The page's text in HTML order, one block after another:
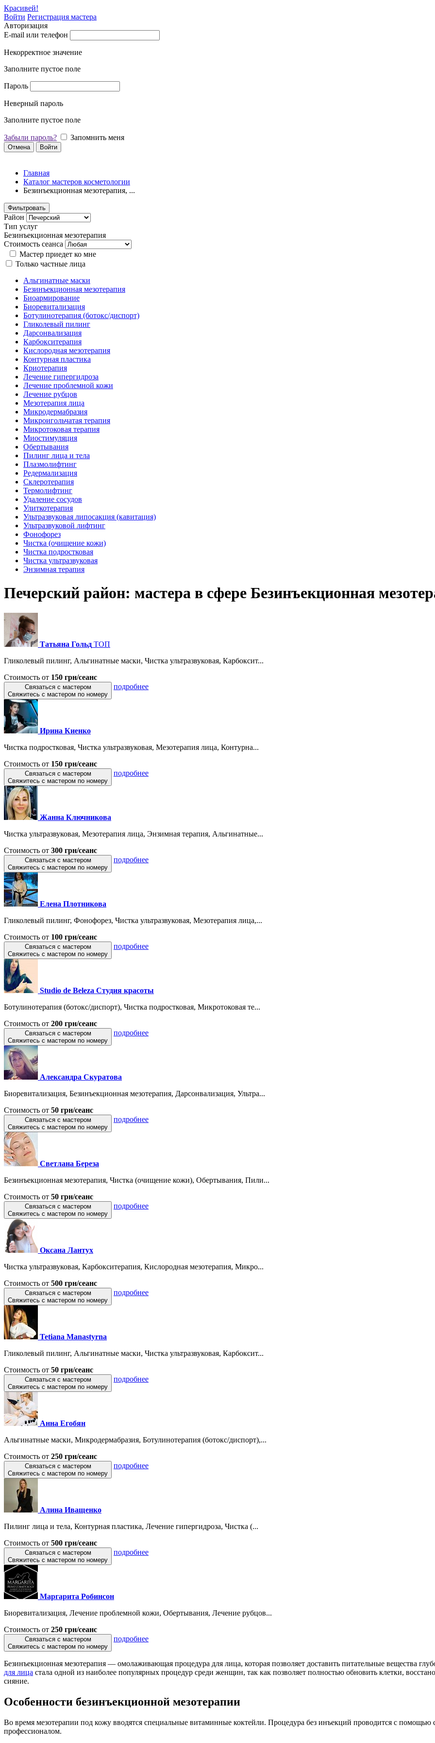
Красивей!
Войти Регистрация мастера
Авторизация
E-mail или телефон
Некорректное значение
Заполните пустое поле
Пароль
Неверный пароль
Заполните пустое поле
Забыли пароль? Запомнить меня
Отмена Войти
Главная
Каталог мастеров косметологии
Безинъекционная мезотерапия, ...
Фильтровать
Район
Тип услуг
Безинъекционная мезотерапия
Стоимость сеанса
Мастер приедет ко мне
Только частные лица
Альгинатные маски
Безинъекционная мезотерапия
Биоармирование
Биоревитализация
Ботулинотерапия (ботокс/диспорт)
Гликолевый пилинг
Дарсонвализация
Карбокситерапия
Кислородная мезотерапия
Контурная пластика
Криотерапия
Лечение гипергидроза
Лечение проблемной кожи
Лечение рубцов
Мезотерапия лица
Микродермабразия
Микроигольчатая терапия
Микротоковая терапия
Миостимуляция
Обертывания
Пилинг лица и тела
Плазмолифтинг
Редермализация
Склеротерапия
Термолифтинг
Удаление сосудов
Улиткотерапия
Ультразвуковая липосакция (кавитация)
Ультразвуковой лифтинг
Фонофорез
Чистка (очищение кожи)
Чистка подростковая
Чистка ультразвуковая
Энзимная терапия
Печерский район: мастера в сфере Безинъекционная
Татьяна Гольд ТОП
Гликолевый пилинг, Альгинатные маски, Чистка ультразвуковая, Карбоксит...
Стоимость от 150 грн/сеанс
Связаться с мастером
Свяжитесь с мастером по номеру
подробнее
Ирина Киенко
Чистка подростковая, Чистка ультразвуковая, Мезотерапия лица, Контурна...
Стоимость от 150 грн/сеанс
Связаться с мастером
Свяжитесь с мастером по номеру
подробнее
Жанна Ключникова
Чистка ультразвуковая, Мезотерапия лица, Энзимная терапия, Альгинатные...
Стоимость от 300 грн/сеанс
Связаться с мастером
Свяжитесь с мастером по номеру
подробнее
Елена Плотникова
Гликолевый пилинг, Фонофорез, Чистка ультразвуковая, Мезотерапия лица,...
Стоимость от 100 грн/сеанс
Связаться с мастером
Свяжитесь с мастером по номеру
подробнее
Studio de Beleza Студия красоты
Ботулинотерапия (ботокс/диспорт), Чистка подростковая, Микротоковая те...
Стоимость от 200 грн/сеанс
Связаться с мастером
Свяжитесь с мастером по номеру
подробнее
Александра Скуратова
Биоревитализация, Безинъекционная мезотерапия, Дарсонвализация, Ультра...
Стоимость от 50 грн/сеанс
Связаться с мастером
Свяжитесь с мастером по номеру
подробнее
Светлана Береза
Безинъекционная мезотерапия, Чистка (очищение кожи), Обертывания, Пили...
Стоимость от 50 грн/сеанс
Связаться с мастером
Свяжитесь с мастером по номеру
подробнее
Оксана Лантух
Чистка ультразвуковая, Карбокситерапия, Кислородная мезотерапия, Микро...
Стоимость от 500 грн/сеанс
Связаться с мастером
Свяжитесь с мастером по номеру
подробнее
Tetiana Manastyrna
Гликолевый пилинг, Альгинатные маски, Чистка ультразвуковая, Карбоксит...
Стоимость от 50 грн/сеанс
Связаться с мастером
Свяжитесь с мастером по номеру
подробнее
Анна Егобян
Альгинатные маски, Микродермабразия, Ботулинотерапия (ботокс/диспорт),...
Стоимость от 250 грн/сеанс
Связаться с мастером
Свяжитесь с мастером по номеру
подробнее
Алина Иващенко
Пилинг лица и тела, Контурная пластика, Лечение гипергидроза, Чистка (...
Стоимость от 500 грн/сеанс
Связаться с мастером
Свяжитесь с мастером по номеру
подробнее
Маргарита Робинсон
Биоревитализация, Лечение проблемной кожи, Обертывания, Лечение рубцов...
Стоимость от 250 грн/сеанс
Связаться с мастером
Свяжитесь с мастером по номеру
подробнее
Безинъекционная мезотерапия — омолаживающая процедура для лица, которая позволяет доставить питательные вещества
для лица стала одной из наиболее популярных процедур среди женщин, так как позволяет полностью обновить клетки,
сияние.
Особенности безинъекционной мезотерапии
Во время мезотерапии под кожу вводятся специальные витаминные коктейли. Процедура без инъекций проводится с помощью
профессионалом.